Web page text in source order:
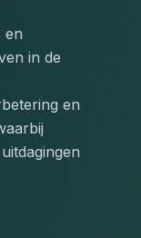
en
in de
en